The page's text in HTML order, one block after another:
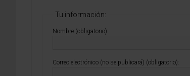
Tu información:
Nombre (obligatorio):
Correo electrónico (no se publicará) (obligatorio):